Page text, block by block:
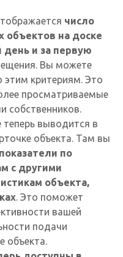
число
объектов на доске
и за первую
Вы можете
этим критериям. Это
просматриваемые
собственников.
выводится в
объекта. Там вы
по
с другими
объекта,
. Это поможет
вашей
подачи
объекта.